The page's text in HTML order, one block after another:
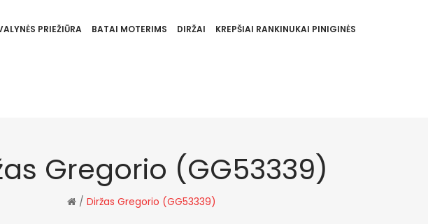
PRIEŽIŪRA BATAI MOTERIMS DIRŽAI KREPŠIAI RANKINUKAI PINIGINĖS
Gregorio (GG53339)
/ Diržas Gregorio (GG53339)